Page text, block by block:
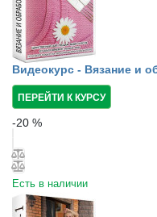
Видеокурс - Вязание и
ПЕРЕЙТИ К КУРСУ
-20 %
Есть в наличии